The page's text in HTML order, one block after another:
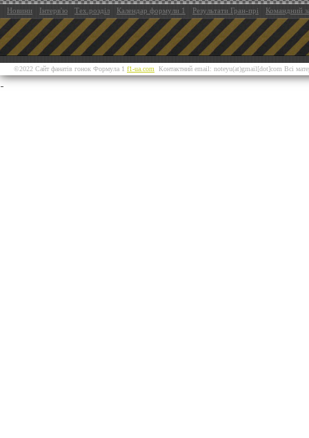
Новини Інтерв'ю Тех.розділ Календар формули 1 Результати Гран-прі Командний
©2022 Сайт фанатів гонок Формула 1 f1-ua.com Контактний email: noteyu(at)gmail[dot]com Всі